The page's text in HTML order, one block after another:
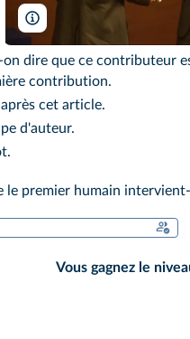
Angélica Martínez/Wikimedia
dire que ce contributeur
contribution.
après cet article.
d'auteur.
le premier humain
Vous gagnez le